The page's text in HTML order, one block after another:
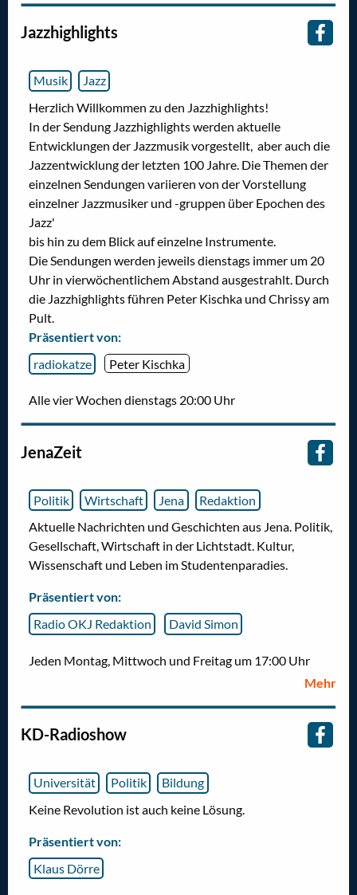
Jazzhighlights
Musik
Jazz
Herzlich Willkommen zu den Jazzhighlights!
In der Sendung Jazzhighlights werden aktuelle
Entwicklungen der Jazzmusik vorgestellt, aber auch die
Jazzentwicklung der letzten 100 Jahre. Die Themen der
einzelnen Sendungen variieren von der Vorstellung
einzelner Jazzmusiker und -gruppen über Epochen des
Jazz'
bis hin zu dem Blick auf einzelne Instrumente.
Die Sendungen werden jeweils dienstags immer um 20
Uhr in vierwöchentlichem Abstand ausgestrahlt. Durch
die Jazzhighlights führen Peter Kischka und Chrissy am
Pult.
Präsentiert von:
radiokatze
Peter Kischka
Alle vier Wochen dienstags 20:00 Uhr
JenaZeit
Politik Wirtschaft Jena
Redaktion
Aktuelle Nachrichten und Geschichten aus Jena. Politik,
Gesellschaft, Wirtschaft in der Lichtstadt. Kultur,
Wissenschaft und Leben im Studentenparadies.
Präsentiert von:
Radio OKJ Redaktion
David Simon
Jeden Montag, Mittwoch und Freitag um 17:00 Uhr
Mehr
KD-Radioshow
Universität Politik
Bildung
Keine Revolution ist auch keine Lösung.
Präsentiert von:
Klaus Dörre